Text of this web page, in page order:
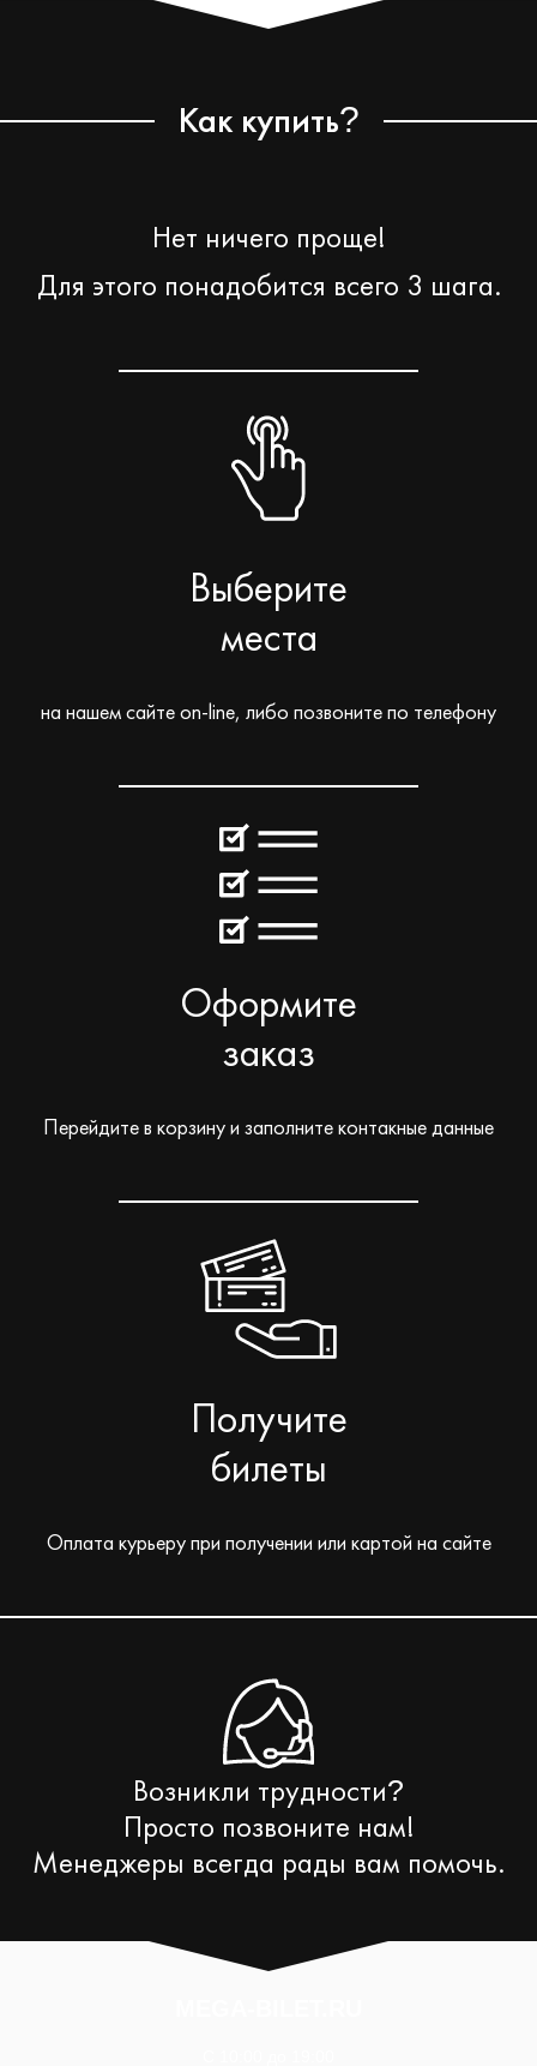
Как купить?
Нет ничего проще!
Для этого понадобится всего 3 шага.
Выберите
места
на нашем сайте on-line, либо позвоните по телефону
Оформите
заказ
Перейдите в корзину и заполните контакные данные
Получите
билеты
Оплата курьеру при получении или картой на сайте
Возникли трудности?
Просто позвоните нам!
Менеджеры всегда рады вам помочь.